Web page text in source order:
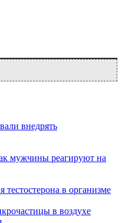
внедрять
мужчины реагируют на
в организме
в воздухе